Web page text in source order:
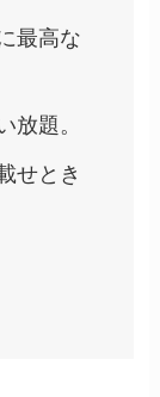
最高な
放題。
せとき